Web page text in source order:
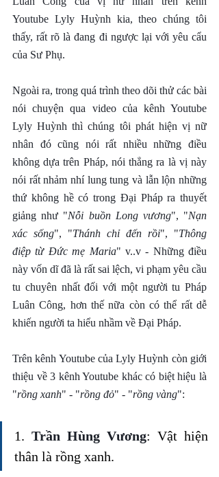
Youtube Lyly Huỳnh kia, theo chúng tôi
thấy, rất rõ là đang đi ngược lại với yêu cẩu
của Sư Phụ.
Ngoài ra, trong quá trình theo dõi thử các bài
nói chuyện qua video của kênh Youtube
Lyly Huỳnh thì chúng tôi phát hiện vị nữ
nhân đó cũng nói rất nhiều những điều
không dựa trên Pháp, nói thẳng ra là vị này
nói rất nhảm nhí lung tung và lẫn lộn những
thứ không hề có trong Đại Pháp ra thuyết
giảng như "Nỗi buồn Long vương", "Nạn
xác sống", "Thánh chỉ đến rồi", "Thông
điệp từ Đức mẹ Maria" v..v - Những điều
này vốn dĩ đã là rất sai lệch, vi phạm yêu cầu
tu chuyên nhất đối với một người tu Pháp
Luân Công, hơn thế nữa còn có thể rất dễ
khiến người ta hiểu nhầm về Đại Pháp.
Trên kênh Youtube của Lyly Huỳnh còn giới
thiệu về 3 kênh Youtube khác có biệt hiệu là
"rồng xanh" - "rồng đỏ" - "rồng vàng":
1. Trần Hùng Vương: Vật hiện
thân là rồng xanh.